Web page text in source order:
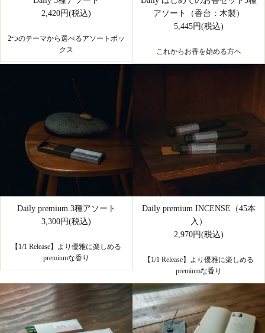
2,420円(税込)
2つのテーマから選べるアソートボッ
クス
アソート（香台：木製）
5,445円(税込)
これからお香を始める方へ
Daily premium 3種アソート
3,300円(税込)
【1/1 Release】より優雅に楽しめる
premiumな香り
Daily premium INCENSE（45本
入）
2,970円(税込)
【1/1 Release】より優雅に楽しめる
premiumな香り